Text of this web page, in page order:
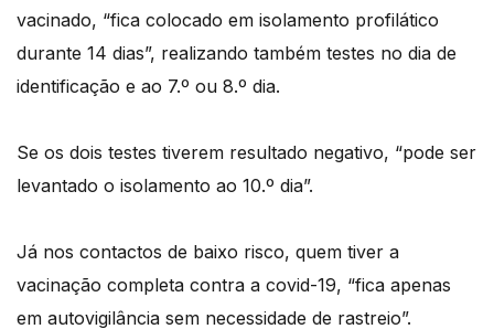
vacinado, “fica colocado em isolamento profilático
durante 14 dias”, realizando também testes no dia de
identificação e ao 7.º ou 8.º dia.
Se os dois testes tiverem resultado negativo, “pode ser
levantado o isolamento ao 10.º dia”.
Já nos contactos de baixo risco, quem tiver a
vacinação completa contra a covid-19, “fica apenas
em autovigilância sem necessidade de rastreio”.